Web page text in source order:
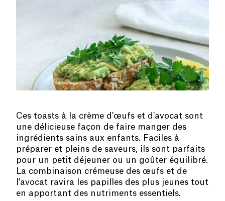
Ces toasts à la crème d'œufs et d'avocat sont
une délicieuse façon de faire manger des
ingrédients sains aux enfants. Faciles à
préparer et pleins de saveurs, ils sont parfaits
pour un petit déjeuner ou un goûter équilibré.
La combinaison crémeuse des œufs et de
l'avocat ravira les papilles des plus jeunes tout
en apportant des nutriments essentiels.